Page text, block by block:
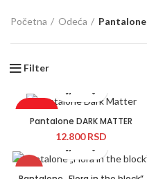
Početna Odeća Pantalone
Filter
Rasprodato
Pantalone DARK MATTER
12.800RSD
-30%